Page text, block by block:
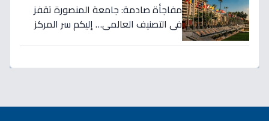
مفاجأة صادمة: جامعة المنصورة تقفز
في التصنيف العالمي… إليكم سر المركز